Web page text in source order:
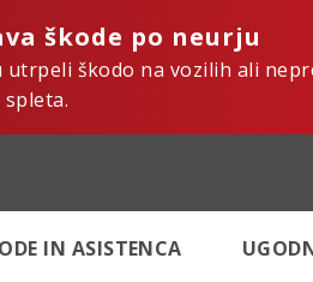
škode po neurju
utrpeli škodo na vozilih ali
IN ASISTENCA